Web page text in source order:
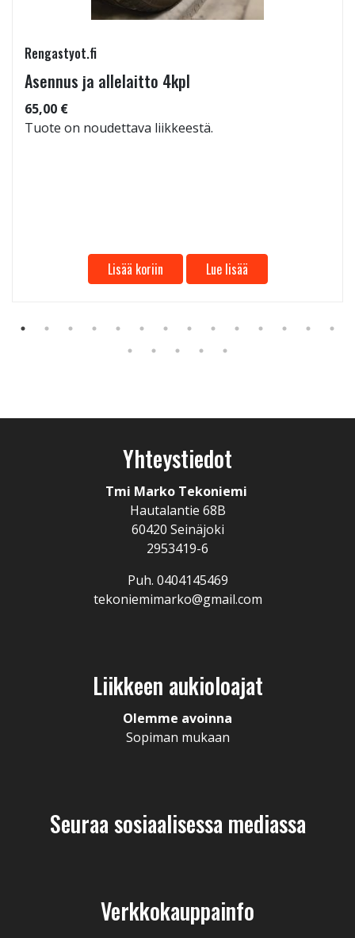
Rengastyot.fi
Asennus ja allelaitto 4kpl
65,00 €
Tuote on noudettava liikkeestä.
Lisää koriin Lue lisää
Yhteystiedot
Tmi Marko Tekoniemi
Hautalantie 68B
60420 Seinäjoki
2953419-6
Puh. 0404145469
tekoniemimarko@gmail.com
Liikkeen aukioloajat
Olemme avoinna
Sopiman mukaan
Seuraa sosiaalisessa mediassa
Verkkokauppainfo